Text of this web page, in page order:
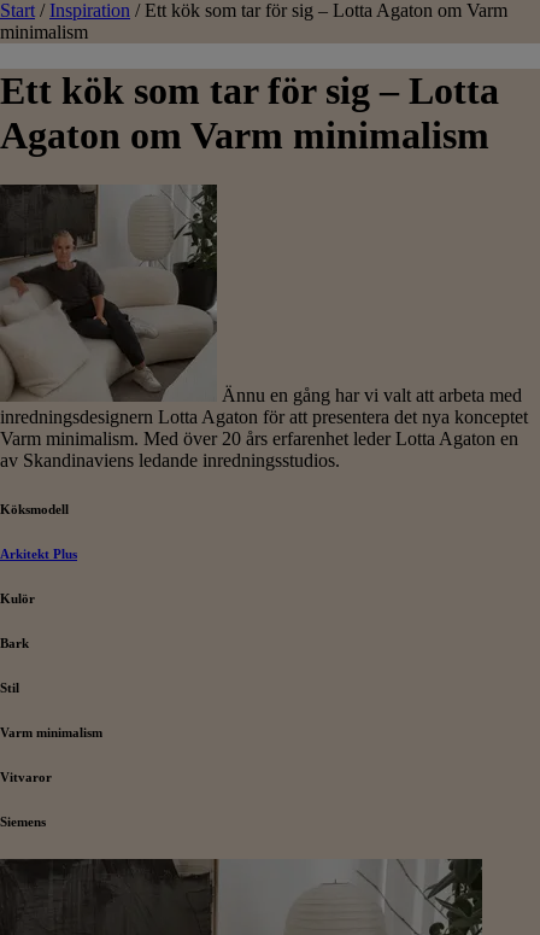
Start / Inspiration / Ett kök som tar för sig – Lotta Agaton om Varm
minimalism
Ett kök som tar för sig – Lotta
Agaton om Varm minimalism
Ännu en gång har vi valt att arbeta med
inredningsdesignern Lotta Agaton för att presentera det nya konceptet
Varm minimalism. Med över 20 års erfarenhet leder Lotta Agaton en
av Skandinaviens ledande inredningsstudios.
Köksmodell
Arkitekt Plus
Kulör
Bark
Stil
Varm minimalism
Vitvaror
Siemens